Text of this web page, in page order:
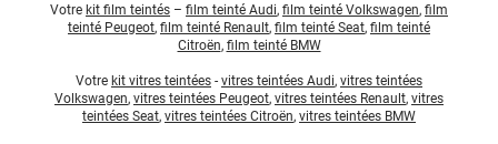
Votre kit film teintés – film teinté Audi, film teinté Volkswagen, film
teinté Peugeot, film teinté Renault, film teinté Seat, film teinté
Citroën, film teinté BMW
Votre kit vitres teintées - vitres teintées Audi, vitres teintées
Volkswagen, vitres teintées Peugeot, vitres teintées Renault, vitres
teintées Seat, vitres teintées Citroën, vitres teintées BMW